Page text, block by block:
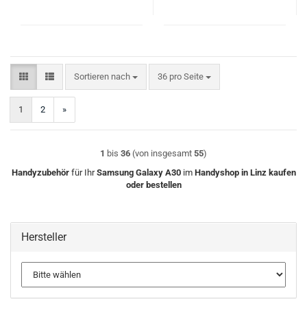
Sortieren nach
Sortieren nach 36 pro Seite
pro Seite
1 2 »
1 bis 36 (von insgesamt 55)
Handyzubehörfür IhrSamsung Galaxy A30im Handyshop in Linz kaufen
oder bestellen
Hersteller